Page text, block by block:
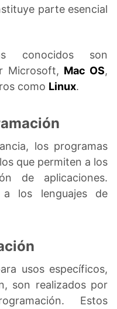
parte esencial
conocidos son
Microsoft, Mac OS,
como Linux.
los programas
que permiten a los
de aplicaciones.
los lenguajes de
usos específicos,
son realizados por
Estos